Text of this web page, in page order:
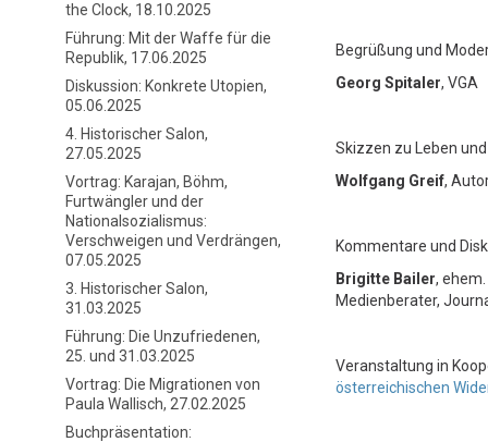
the Clock, 18.10.2025
Führung: Mit der Waffe für die
Republik, 17.06.2025
Diskussion: Konkrete Utopien,
05.06.2025
4. Historischer Salon,
27.05.2025
Vortrag: Karajan, Böhm,
Furtwängler und der
Nationalsozialismus:
Verschweigen und Verdrängen,
07.05.2025
3. Historischer Salon,
31.03.2025
Führung: Die Unzufriedenen,
25. und 31.03.2025
Vortrag: Die Migrationen von
Paula Wallisch, 27.02.2025
Buchpräsentation:
Begrüßung und
Georg Spitaler, VGA
Skizzen zu Leben
Wolfgang Greif,
Kommentare und
Brigitte Bailer,
Medienberater,
Veranstaltung in
österreichischen